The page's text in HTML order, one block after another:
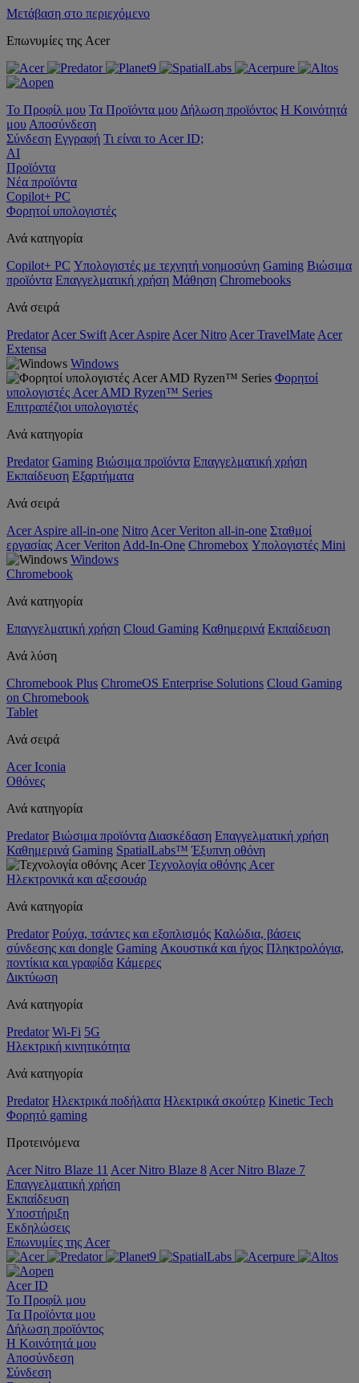
Μετάβαση στο περιεχόμενο
Επωνυμίες της Acer
Το Προφίλ μου Τα Προϊόντα μου Δήλωση προϊόντος Η Κοινότητά
μου Αποσύνδεση
Σύνδεση Εγγραφή Τι είναι το Acer ID;
AI
Προϊόντα
Νέα προϊόντα
Copilot+ PC
Φορητοί υπολογιστές
Ανά κατηγορία
Copilot+ PC Υπολογιστές με τεχνητή νοημοσύνη Gaming Βιώσιμα
προϊόντα Επαγγελματική χρήση Μάθηση Chromebooks
Ανά σειρά
Predator Acer Swift Acer Aspire Acer Nitro Acer TravelMate Acer
Extensa
Windows
Φορητοί
υπολογιστές Acer AMD Ryzen™ Series
Επιτραπέζιοι υπολογιστές
Ανά κατηγορία
Predator Gaming Βιώσιμα προϊόντα Επαγγελματική χρήση
Εκπαίδευση Εξαρτήματα
Ανά σειρά
Acer Aspire all-in-one Nitro Acer Veriton all-in-one Σταθμοί
εργασίας Acer Veriton Add-In-One Chromebox Υπολογιστές Mini
Windows
Chromebook
Ανά κατηγορία
Επαγγελματική χρήση Cloud Gaming Καθημερινά Εκπαίδευση
Ανά λύση
Chromebook Plus ChromeOS Enterprise Solutions Cloud Gaming
on Chromebook
Tablet
Ανά σειρά
Acer Iconia
Οθόνες
Ανά κατηγορία
Predator Βιώσιμα προϊόντα Διασκέδαση Επαγγελματική χρήση
Καθημερινά Gaming SpatialLabs™ Έξυπνη οθόνη
Τεχνολογία οθόνης Acer
Ηλεκτρονικά και αξεσουάρ
Ανά κατηγορία
Predator Ρούχα, τσάντες και εξοπλισμός Καλώδια, βάσεις
σύνδεσης και dongle Gaming Ακουστικά και ήχος Πληκτρολόγια,
ποντίκια και γραφίδα Κάμερες
Δικτύωση
Ανά κατηγορία
Predator Wi-Fi 5G
Ηλεκτρική κινητικότητα
Ανά κατηγορία
Predator Ηλεκτρικά ποδήλατα Ηλεκτρικά σκούτερ Kinetic Tech
Φορητό gaming
Προτεινόμενα
Acer Nitro Blaze 11 Acer Nitro Blaze 8 Acer Nitro Blaze 7
Επαγγελματική χρήση
Εκπαίδευση
Υποστήριξη
Εκδηλώσεις
Επωνυμίες της Acer
Acer ID
Το Προφίλ μου
Τα Προϊόντα μου
Δήλωση προϊόντος
Η Κοινότητά μου
Αποσύνδεση
Σύνδεση